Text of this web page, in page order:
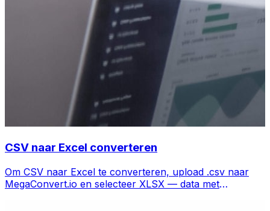
CSV naar Excel converteren
Om CSV naar Excel te converteren, upload .csv naar
MegaConvert.io en selecteer XLSX — data met